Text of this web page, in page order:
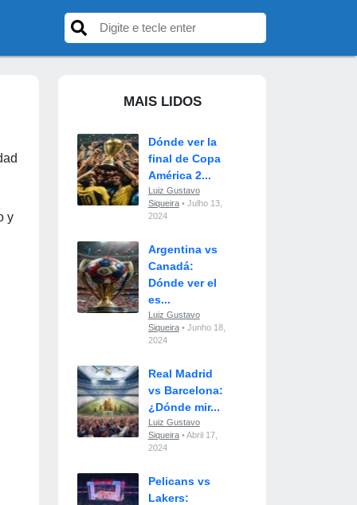
y
MAIS LIDOS
Dónde ver la
final de Copa
América 2...
Luiz Gustavo
Siqueira• Julho 13,
2024
Argentina vs
Canadá:
Dónde ver el
es...
Luiz Gustavo
Siqueira• Junho 18,
2024
Real Madrid
vs Barcelona:
¿Dónde mir...
Luiz Gustavo
Siqueira• Abril 17,
2024
Pelicans vs
Lakers: